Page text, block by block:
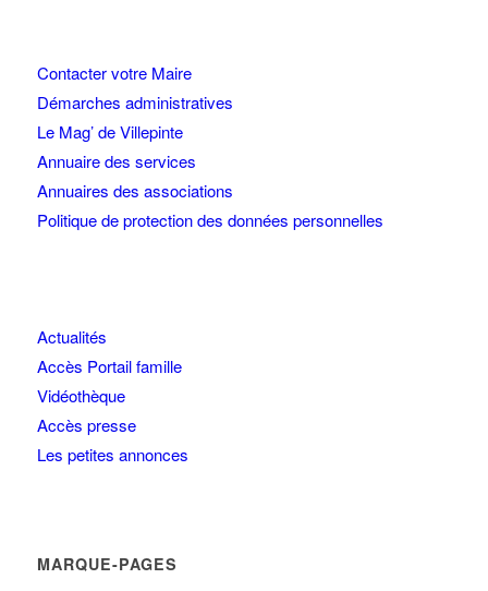
Contacter votre Maire
Démarches administratives
Le Mag’ de Villepinte
Annuaire des services
Annuaires des associations
Politique de protection des données personnelles
Actualités
Accès Portail famille
Vidéothèque
Accès presse
Les petites annonces
MARQUE-PAGES